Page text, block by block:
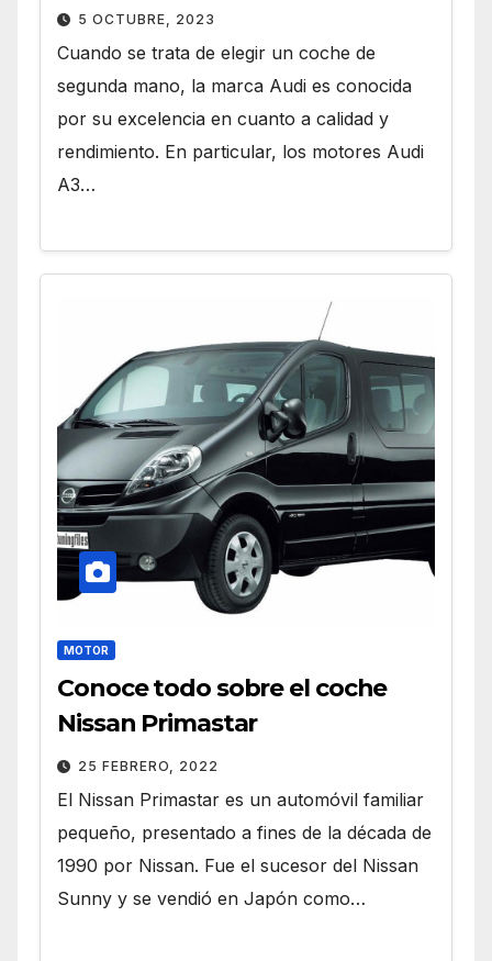
5 OCTUBRE, 2023
Cuando se trata de elegir un coche de
segunda mano, la marca Audi es conocida
por su excelencia en cuanto a calidad y
rendimiento. En particular, los motores Audi
A3…
MOTOR
Conoce todo sobre el coche
Nissan Primastar
25 FEBRERO, 2022
El Nissan Primastar es un automóvil familiar
pequeño, presentado a fines de la década de
1990 por Nissan. Fue el sucesor del Nissan
Sunny y se vendió en Japón como…